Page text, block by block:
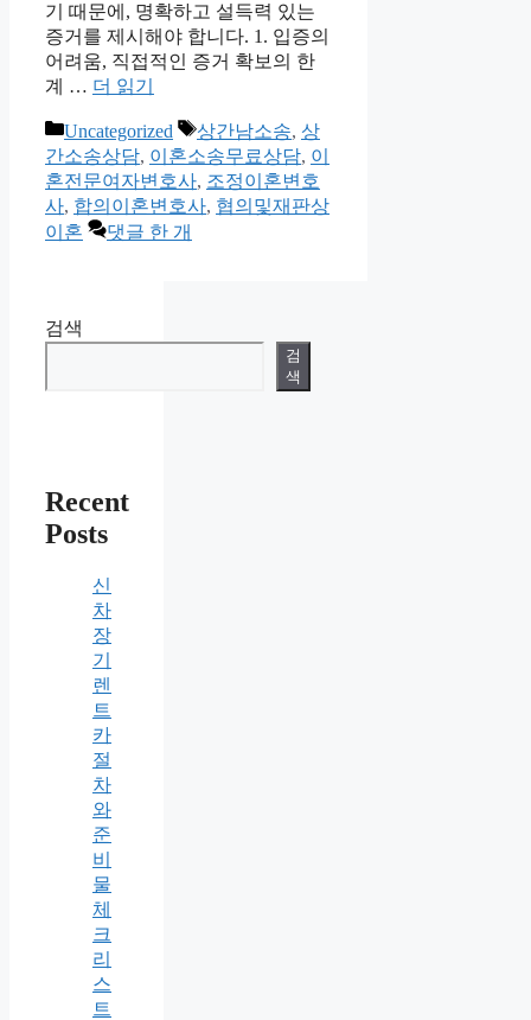
기 때문에, 명확하고 설득력 있는
증거를 제시해야 합니다. 1. 입증의
어려움, 직접적인 증거 확보의 한
계 … 더 읽기
카
테
고
리
Uncategorized
태
그
상간남소송, 상
간소송상담, 이혼소송무료상담, 이
혼전문여자변호사, 조정이혼변호
사, 합의이혼변호사, 협의및재판상
이혼
댓글 한 개
검색
검
색
Recent
Posts
신
차
장
기
렌
트
카
절
차
와
준
비
물
체
크
리
스
트